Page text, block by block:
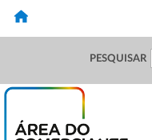
PESQUISAR